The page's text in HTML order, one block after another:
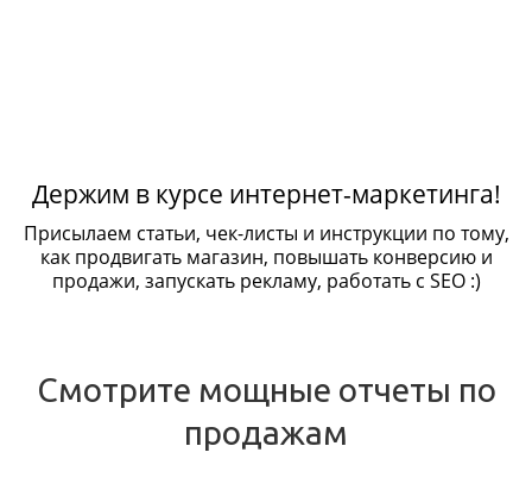
Держим в курсе интернет-маркетинга!
Присылаем статьи, чек-листы и инструкции по тому,
как продвигать магазин, повышать конверсию и
продажи, запускать рекламу, работать с SEO :)
Смотрите мощные отчеты по
продажам